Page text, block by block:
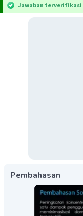
Jawaban terverifikasi
Pembahasan